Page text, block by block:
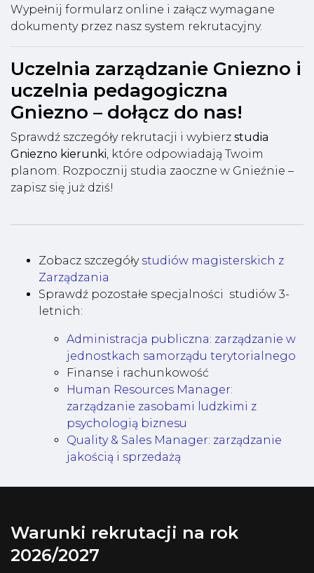
Wypełnij formularz online i załącz wymagane
dokumenty przez nasz system rekrutacyjny.
Uczelnia zarządzanie Gniezno i
uczelnia pedagogiczna
Gniezno – dołącz do nas!
Sprawdź szczegóły rekrutacji i wybierz studia
Gniezno kierunki, które odpowiadają Twoim
planom. Rozpocznij studia zaoczne w Gnieźnie –
zapisz się już dziś!
Zobacz szczegóły studiów magisterskich z
Zarządzania
Sprawdź pozostałe specjalności studiów 3-
letnich:
Administracja publiczna: zarządzanie w
jednostkach samorządu terytorialnego
Finanse i rachunkowość
Human Resources Manager:
zarządzanie zasobami ludzkimi z
psychologią biznesu
Quality & Sales Manager: zarządzanie
jakością i sprzedażą
Warunki rekrutacji na rok
2026/2027